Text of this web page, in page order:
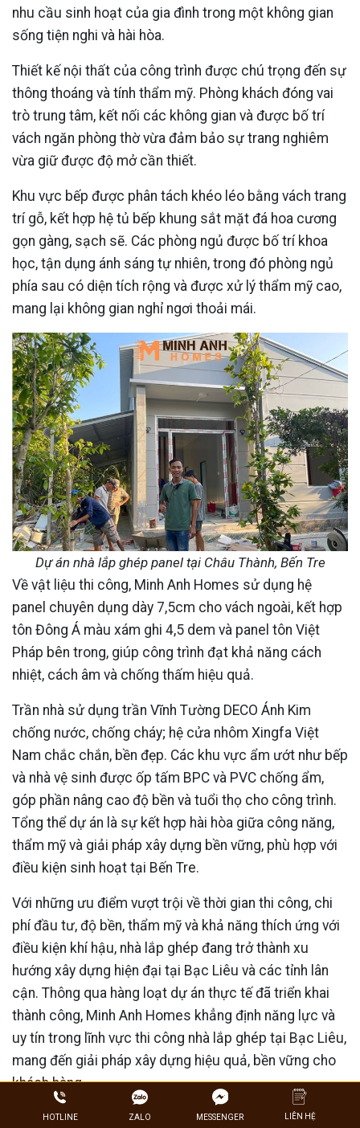
nhu cầu sinh hoạt của gia đình trong một không gian
sống tiện nghi và hài hòa.
Thiết kế nội thất của công trình được chú trọng đến sự
thông thoáng và tính thẩm mỹ. Phòng khách đóng vai
trò trung tâm, kết nối các không gian và được bố trí
vách ngăn phòng thờ vừa đảm bảo sự trang nghiêm
vừa giữ được độ mở cần thiết.
Khu vực bếp được phân tách khéo léo bằng vách trang
trí gỗ, kết hợp hệ tủ bếp khung sắt mặt đá hoa cương
gọn gàng, sạch sẽ. Các phòng ngủ được bố trí khoa
học, tận dụng ánh sáng tự nhiên, trong đó phòng ngủ
phía sau có diện tích rộng và được xử lý thẩm mỹ cao,
mang lại không gian nghỉ ngơi thoải mái.
Dự án nhà lắp ghép panel tại Châu Thành, Bến Tre
Về vật liệu thi công, Minh Anh Homes sử dụng hệ
panel chuyên dụng dày 7,5cm cho vách ngoài, kết hợp
tôn Đông Á màu xám ghi 4,5 dem và panel tôn Việt
Pháp bên trong, giúp công trình đạt khả năng cách
nhiệt, cách âm và chống thấm hiệu quả.
Trần nhà sử dụng trần Vĩnh Tường DECO Ánh Kim
chống nước, chống cháy; hệ cửa nhôm Xingfa Việt
Nam chắc chắn, bền đẹp. Các khu vực ẩm ướt như bếp
và nhà vệ sinh được ốp tấm BPC và PVC chống ẩm,
góp phần nâng cao độ bền và tuổi thọ cho công trình.
Tổng thể dự án là sự kết hợp hài hòa giữa công năng,
thẩm mỹ và giải pháp xây dựng bền vững, phù hợp với
điều kiện sinh hoạt tại Bến Tre.
Với những ưu điểm vượt trội về thời gian thi công, chi
phí đầu tư, độ bền, thẩm mỹ và khả năng thích ứng với
điều kiện khí hậu, nhà lắp ghép đang trở thành xu
hướng xây dựng hiện đại tại Bạc Liêu và các tỉnh lân
cận. Thông qua hàng loạt dự án thực tế đã triển khai
thành công, Minh Anh Homes khẳng định năng lực và
uy tín trong lĩnh vực thi công nhà lắp ghép tại Bạc Liêu,
mang đến giải pháp xây dựng hiệu quả, bền vững cho
khách hàng.
HOTLINE ZALO MESSENGER LIÊN HỆ